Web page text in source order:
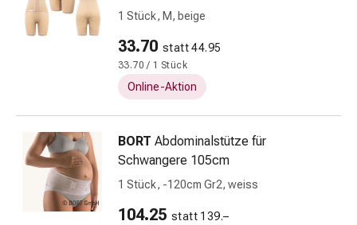
Heuschnupfen
Antiallergikum
Haut
Nase
Durchfall
Magenbrennen
Hämorrhoiden
Übelkeit
1 Stück, M, beige
33.70 statt 44.95
33.70 / 1 Stück
Online-Aktion
BORT Abdominalstütze für
Schwangere 105cm
1 Stück, -120cm Gr2, weiss
104.25 statt 139.–